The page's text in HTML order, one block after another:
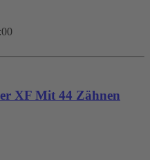
XF Mit 44 Zähnen